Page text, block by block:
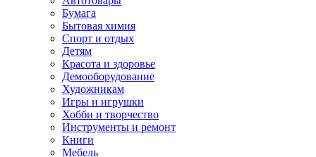
Бумага
Бытовая химия
Спорт и отдых
Детям
Красота и здоровье
Демооборудование
Художникам
Игры и игрушки
Хобби и творчество
Инструменты и ремонт
Книги
Мебель